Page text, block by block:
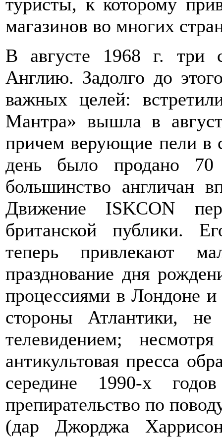
магазинов во многих
В августе 1968 г. три
Англию. Задолго до
важных целей:
Мантра» вышла в
причем верующие пели в
день было продано
большинство англичан
Движение ISKCON
британской публики.
теперь привлекают
празднование дня
процессиями в Лондоне
стороны Атлантики,
телевидением;
антикультовая пресса
середине 1990-х
препирательство по
(дар Джорджа